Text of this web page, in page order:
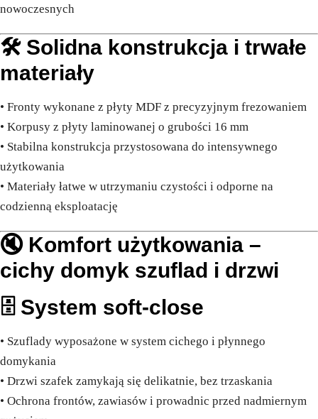
nowoczesnych
🛠️ Solidna konstrukcja i trwałe
materiały
• Fronty wykonane z płyty MDF z precyzyjnym frezowaniem
• Korpusy z płyty laminowanej o grubości 16 mm
• Stabilna konstrukcja przystosowana do intensywnego
użytkowania
• Materiały łatwe w utrzymaniu czystości i odporne na
codzienną eksploatację
🔇 Komfort użytkowania –
cichy domyk szuflad i drzwi
🗄️ System soft-close
• Szuflady wyposażone w system cichego i płynnego
domykania
• Drzwi szafek zamykają się delikatnie, bez trzaskania
• Ochrona frontów, zawiasów i prowadnic przed nadmiernym